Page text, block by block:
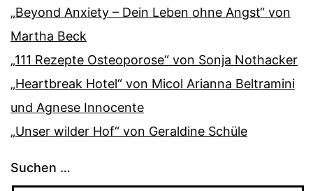
„Beyond Anxiety – Dein Leben ohne Angst“ von
Martha Beck
„111 Rezepte Osteoporose“ von Sonja Nothacker
„Heartbreak Hotel“ von Micol Arianna Beltramini
und Agnese Innocente
„Unser wilder Hof“ von Geraldine Schüle
Suchen …